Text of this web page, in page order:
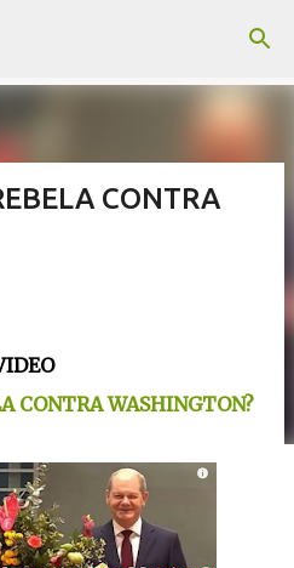
CONTRA
CONTRA WASHINGTON?